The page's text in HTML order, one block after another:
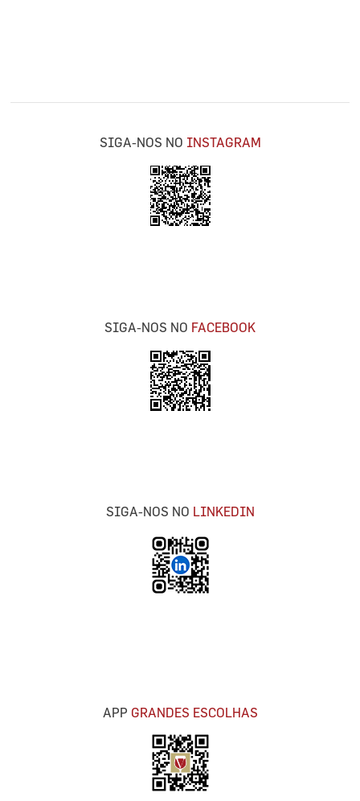
SIGA-NOS NO INSTAGRAM
SIGA-NOS NO FACEBOOK
SIGA-NOS NO LINKEDIN
APP GRANDES ESCOLHAS